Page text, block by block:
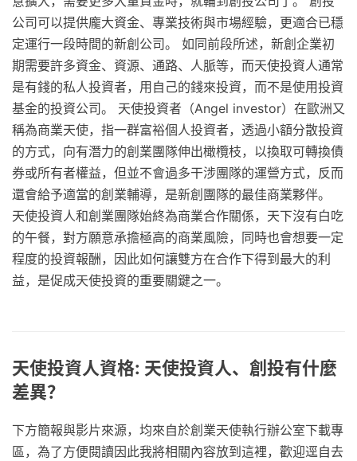
公司可以提供龐大資金、專業技術與市場經驗，更適合已穩
定運行一段時間的新創公司。 如同前段所述，新創企業初
期需要許多資金、資源、通路、人脈等，而天使投資人通常
是有錢的私人投資者，用自己的錢來投資，而不是使用投資
基金的投資公司。 天使投資者（Angel investor）在歐洲又
稱為商業天使，指一群富裕個人投資者，透過小額分散投資
的方式，向有潛力的創業團隊伸出橄欖枝，以換取可轉換債
券或所有者權益，但並不會過多干涉團隊的運營方式，反而
還會給予適當的創業輔導，是新創團隊的最佳商業夥伴。
天使投資人和創業團隊始終為商業合作關係，天下沒有白吃
的午餐，對方願意承擔極高的商業風險，同時也會想要一定
程度的投資報酬，因此如何讓雙方在合作下得到最大的利
益，是促成天使投資的重要關鍵之一。
天使投資人資格: 天使投資人、創投有什麼
差異？
下方簡報與影片來源，均來自於創業天使執行辦公室下載專
區，為了方便閱讀因此我將相關內容放到這裡，歡迎逕自去